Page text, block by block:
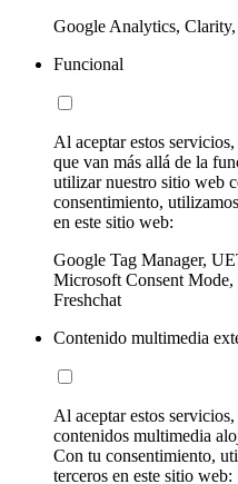
Google Analytics,
Funcional
Al aceptar estos
que van más allá de la
utilizar nuestro sitio web
consentimiento,
en este sitio web:
Google Tag Manager,
Microsoft Consent
Freshchat
Contenido multimedia
Al aceptar estos
contenidos multimedia
Con tu consentimiento,
terceros en este sitio web: